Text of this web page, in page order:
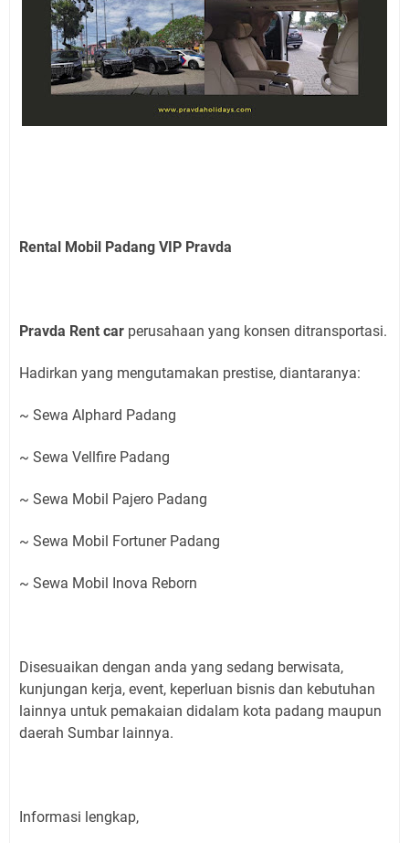
Rental Mobil Padang VIP Pravda
Pravda Rent car perusahaan yang konsen ditransportasi.
Hadirkan yang mengutamakan prestise, diantaranya:
~ Sewa Alphard Padang
~ Sewa Vellfire Padang
~ Sewa Mobil Pajero Padang
~ Sewa Mobil Fortuner Padang
~ Sewa Mobil Inova Reborn
Disesuaikan dengan anda yang sedang berwisata,
kunjungan kerja, event, keperluan bisnis dan kebutuhan
lainnya untuk pemakaian didalam kota padang maupun
daerah Sumbar lainnya.
Informasi lengkap,